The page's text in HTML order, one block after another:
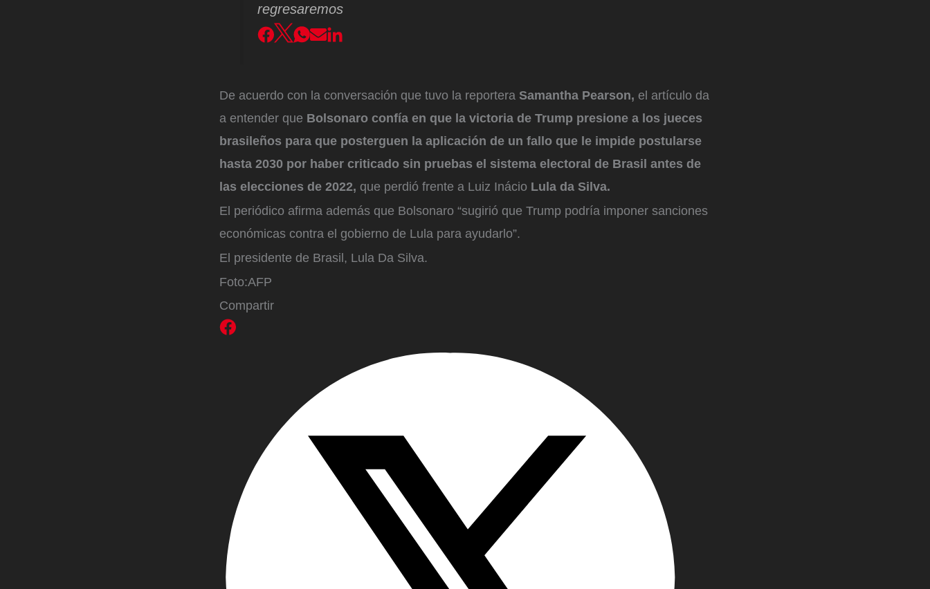
regresaremos
De acuerdo con la conversación que tuvo la reportera Samantha Pearson, el artículo da
a entender que Bolsonaro confía en que la victoria de Trump presione a los jueces
brasileños para que posterguen la aplicación de un fallo que le impide postularse
hasta 2030 por haber criticado sin pruebas el sistema electoral de Brasil antes de
las elecciones de 2022, que perdió frente a Luiz Inácio Lula da Silva.
El periódico afirma además que Bolsonaro “sugirió que Trump podría imponer sanciones
económicas contra el gobierno de Lula para ayudarlo”.
El presidente de Brasil, Lula Da Silva.
Foto:AFP
Compartir